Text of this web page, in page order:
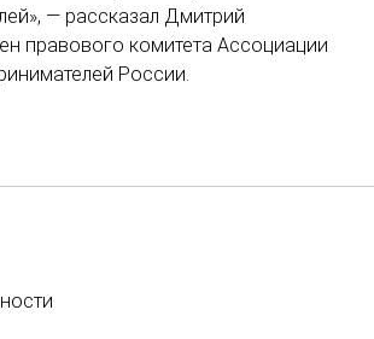
— рассказал Дмитрий
правового комитета Ассоциации
России.